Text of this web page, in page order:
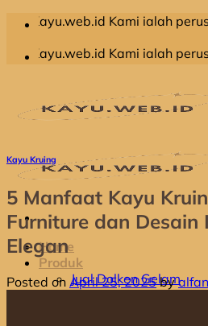
Skip
content
Kami ialah perusahaan
Kami ialah perusahaan
Home
Produk
Jual Dolken Gelam
Jual Kayu
Kayu Kruing
5 Manfaat Kayu
Furniture dan Desain
Elegan
Posted on April 25, 2025 by